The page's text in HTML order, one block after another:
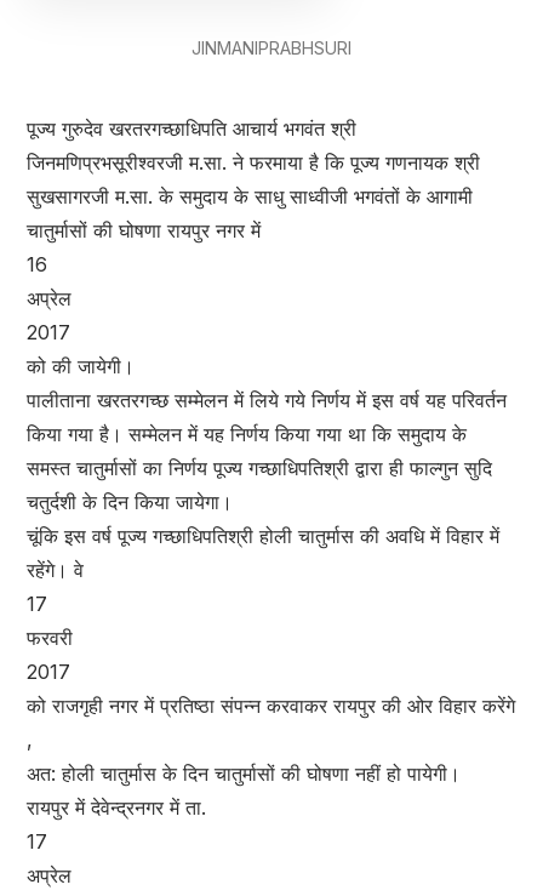
JINMANIPRABHSURI
पूज्य गुरुदेव खरतरगच्छाधिपति आचार्य भगवंत श्री
जिनमणिप्रभसूरीश्वरजी म.सा. ने फरमाया है कि पूज्य गणनायक श्री
सुखसागरजी म.सा. के समुदाय के साधु साध्वीजी भगवंतों के आगामी
चातुर्मासों की घोषणा रायपुर नगर में
16
अप्रेल
2017
को की जायेगी।
पालीताना खरतरगच्छ सम्मेलन में लिये गये निर्णय में इस वर्ष यह परिवर्तन
किया गया है। सम्मेलन में यह निर्णय किया गया था कि समुदाय के
समस्त चातुर्मासों का निर्णय पूज्य गच्छाधिपतिश्री द्वारा ही फाल्गुन सुदि
चतुर्दशी के दिन किया जायेगा।
चूंकि इस वर्ष पूज्य गच्छाधिपतिश्री होली चातुर्मास की अवधि में विहार में
रहेंगे। वे
17
फरवरी
2017
को राजगृही नगर में प्रतिष्ठा संपन्न करवाकर रायपुर की ओर विहार करेंगे
,
अत: होली चातुर्मास के दिन चातुर्मासों की घोषणा नहीं हो पायेगी।
रायपुर में देवेन्द्रनगर में ता.
17
अप्रेल